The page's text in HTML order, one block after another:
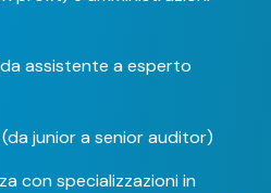
assistente a esperto
junior a senior auditor)
con specializzazioni in